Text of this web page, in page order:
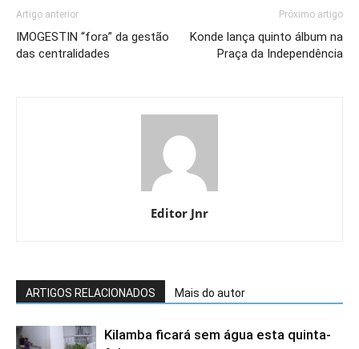
Artigo anterior
IMOGESTIN “fora” da gestão
das centralidades
Próximo artigo
Konde lança quinto álbum na
Praça da Independência
Editor Jnr
ARTIGOS RELACIONADOS Mais do autor
Kilamba ficará sem água esta quinta-